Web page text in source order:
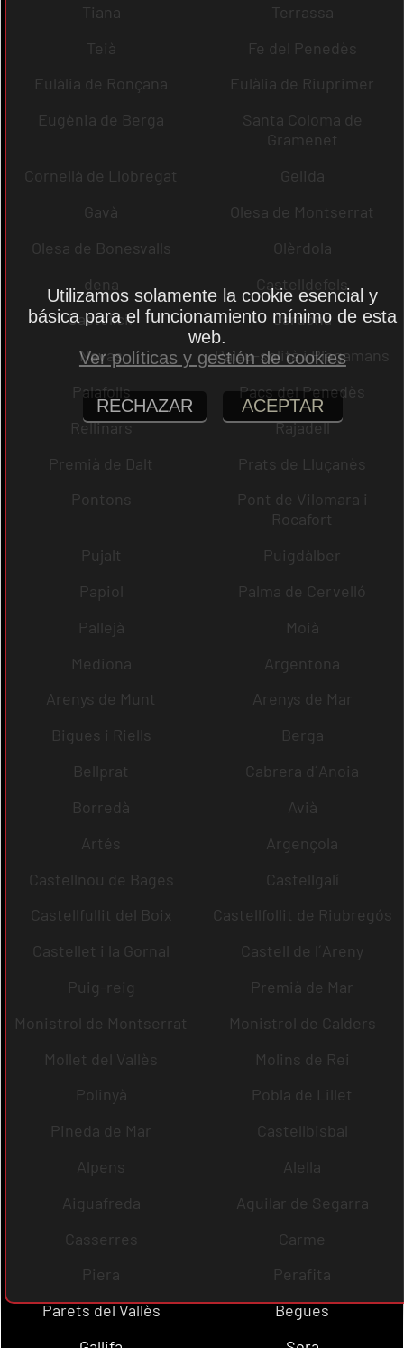
Tiana
Terrassa
Teià
Fe del Penedès
Eulàlia de Ronçana
Eulàlia de Riuprimer
Eugènia de Berga
Santa Coloma de
Gramenet
Cornellà de Llobregat
Gelida
Gavà
Olesa de Montserrat
Olesa de Bonesvalls
Olèrdola
dena
Castelldefels
Castellcir
Cardona
Navas
Palau-solità i Plegamans
Palafolls
Pacs del Penedès
Rellinars
Rajadell
Premià de Dalt
Prats de Lluçanès
Pontons
Pont de Vilomara i
Rocafort
Pujalt
Puigdàlber
Papiol
Palma de Cervelló
Pallejà
Moià
Mediona
Argentona
Arenys de Munt
Arenys de Mar
Bigues i Riells
Berga
Bellprat
Cabrera d´Anoia
Borredà
Avià
Artés
Argençola
Castellnou de Bages
Castellgalí
Castellfullit del Boix
Castellfollit de Riubregós
Castellet i la Gornal
Castell de l´Areny
Puig-reig
Premià de Mar
Monistrol de Montserrat
Monistrol de Calders
Mollet del Vallès
Molins de Rei
Polinyà
Pobla de Lillet
Pineda de Mar
Castellbisbal
Alpens
Alella
Aiguafreda
Aguilar de Segarra
Casserres
Carme
Piera
Perafita
Parets del Vallès
Begues
Utilizamos solamente la cookie esencial y
básica para el funcionamiento mínimo de esta
web.
Ver políticas y gestión de cookies
RECHAZAR ACEPTAR